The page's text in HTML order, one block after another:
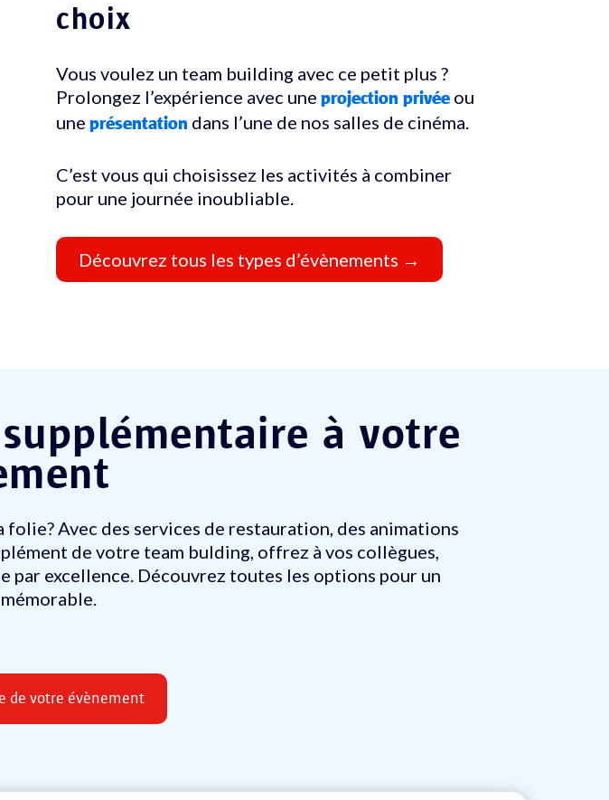
choix
Vous voulez un team building avec ce petit plus ?
Prolongez l’expérience avec une projection privée ou
une présentation dans l’une de nos salles de cinéma.
C’est vous qui choisissez les activités à combiner
pour une journée inoubliable.
Découvrez tous les types d’évènements →
à votre
folie? Avec des services de restauration, des animations
de votre team bulding, offrez à vos collègues,
excellence. Découvrez toutes les options pour un
de votre évènement